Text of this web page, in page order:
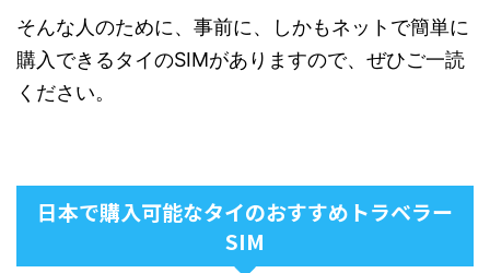
そんな人のために、事前に、しかもネットで簡単に
購入できるタイのSIMがありますので、ぜひご一読
ください。
日本で購入可能なタイのおすすめトラベラー
SIM